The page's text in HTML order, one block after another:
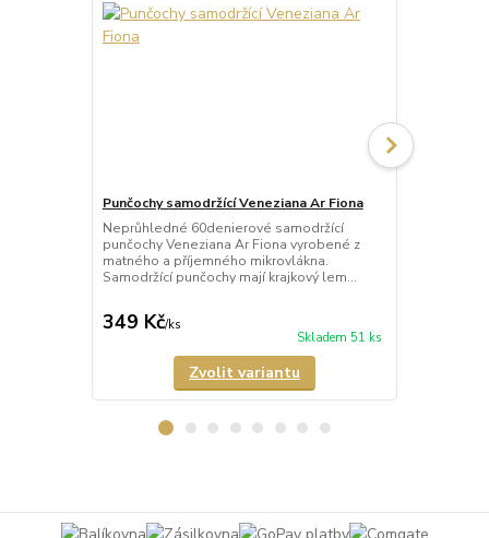
Punčochy samodržící Veneziana Ar Fiona
Neprůhledné 60denierové samodržící
punčochy Veneziana Ar Fiona vyrobené z
matného a příjemného mikrovlákna.
Samodržící punčochy mají krajkový lem...
349 Kč/ks
Skladem 51 ks
Zvolit variantu